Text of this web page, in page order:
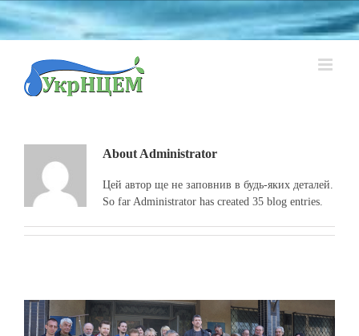
content
About Administrator
Цей автор ще не заповнив в будь-яких деталей.
So far Administrator has created 35 blog entries.